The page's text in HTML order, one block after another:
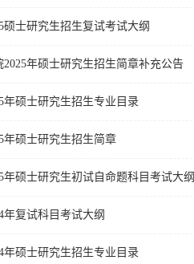
硕士研究生招生复试考试大纲
年硕士研究生招生简章补充公告
年硕士研究生招生专业目录
年硕士研究生招生简章
年硕士研究生初试自命题科目考试大纲
年复试科目考试大纲
年硕士研究生招生专业目录